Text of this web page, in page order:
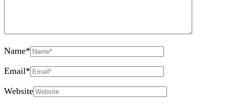
Name*
Email*
Website